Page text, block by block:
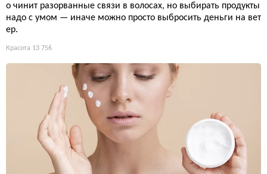
о чинит разорванные связи в волосах, но выбирать продукты
надо с умом — иначе можно просто выбросить деньги на вет
ер.
Красота 13 756